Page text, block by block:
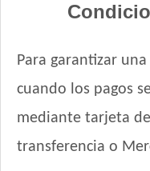
Para garantizar
cuando los pagos
mediante tarjeta
transferencia o